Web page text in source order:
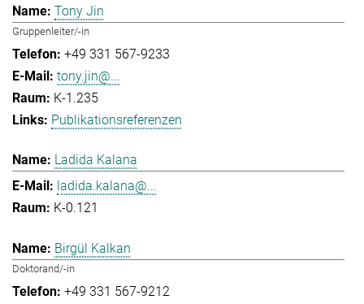
Tony Jin
Gruppenleiter/-in
+49 331 567-9233
tony.jin@...
K-1.235
Publikationsreferenzen
Ladida Kalana
ladida.kalana@...
K-0.121
Birgül Kalkan
Doktorand/-in
+49 331 567-9212